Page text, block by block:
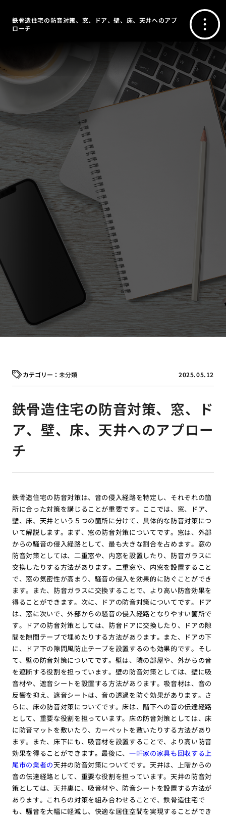
鉄骨造住宅の防音対策、窓、ドア、壁、床、天井へのアプ
ローチ
2025.05.12
未分類
鉄骨造住宅の防音対策、窓、ド
ア、壁、床、天井へのアプロー
チ
鉄骨造住宅の防音対策は、音の侵入経路を特定し、それぞれの箇
所に合った対策を講じることが重要です。ここでは、窓、ドア、
壁、床、天井という５つの箇所に分けて、具体的な防音対策につ
いて解説します。まず、窓の防音対策についてです。窓は、外部
からの騒音の侵入経路として、最も大きな割合を占めます。窓の
防音対策としては、二重窓や、内窓を設置したり、防音ガラスに
交換したりする方法があります。二重窓や、内窓を設置すること
で、窓の気密性が高まり、騒音の侵入を効果的に防ぐことができ
ます。また、防音ガラスに交換することで、より高い防音効果を
得ることができます。次に、ドアの防音対策についてです。ドア
は、窓に次いで、外部からの騒音の侵入経路となりやすい箇所で
す。ドアの防音対策としては、防音ドアに交換したり、ドアの隙
間を隙間テープで埋めたりする方法があります。また、ドアの下
に、ドア下の隙間風防止テープを設置するのも効果的です。そし
て、壁の防音対策についてです。壁は、隣の部屋や、外からの音
を遮断する役割を担っています。壁の防音対策としては、壁に吸
音材や、遮音シートを設置する方法があります。吸音材は、音の
反響を抑え、遮音シートは、音の透過を防ぐ効果があります。さ
らに、床の防音対策についてです。床は、階下への音の伝達経路
として、重要な役割を担っています。床の防音対策としては、床
に防音マットを敷いたり、カーペットを敷いたりする方法があり
ます。また、床下にも、吸音材を設置することで、より高い防音
効果を得ることができます。最後に、一軒家の家具も回収する上
尾市の業者の天井の防音対策についてです。天井は、上階からの
音の伝達経路として、重要な役割を担っています。天井の防音対
策としては、天井裏に、吸音材や、防音シートを設置する方法が
あります。これらの対策を組み合わせることで、鉄骨造住宅で
も、騒音を大幅に軽減し、快適な居住空間を実現することができ